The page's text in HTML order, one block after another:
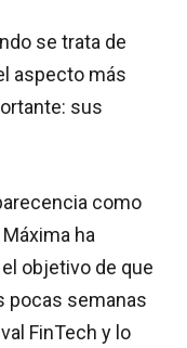
se trata de
aspecto más
sus
como
ha
objetivo de que
pocas semanas
FinTech y lo